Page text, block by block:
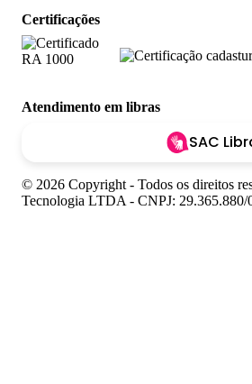
Certificações
Atendimento em libras
SAC
© 2026 Copyright - Todos os direitos
Tecnologia LTDA - CNPJ: 29.365.880/